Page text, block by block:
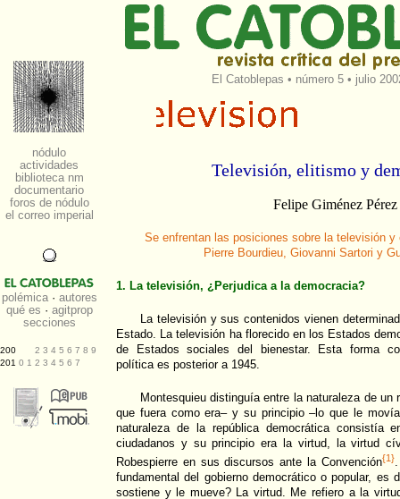
El Catoblepas • número 5• julio
Televisión, elitismo y
Felipe Giménez Pérez
Se enfrentan las posiciones sobre la televisión y
Pierre Bourdieu, Giovanni Sartori y
1. La televisión, ¿Perjudica a la democracia?
La televisión y sus contenidos vienen
Estado. La televisión ha florecido en los Estados
de Estados sociales del bienestar. Esta forma
política es posterior a 1945.
Montesquieu distinguía entre la naturaleza de
que fuera como era– y su principio –lo que le
naturaleza de la república democrática consistía
ciudadanos y su principio era la virtud, la virtud
Robespierre en sus discursos ante la Convención{1}.
fundamental del gobierno democrático o popular, es
sostiene y le mueve? La virtud. Me refiero a la